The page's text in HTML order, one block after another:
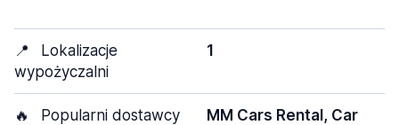
📍
Lokalizacje
wypożyczalni
1
🔥 Popularni dostawcy
MM Cars Rental, Car